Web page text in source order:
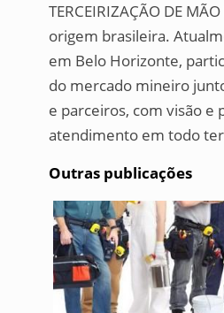
TERCEIRIZAÇÃO DE
origem brasileira.
em Belo Horizonte,
do mercado mineiro
e parceiros, com visão e
atendimento em todo
Outras publicações